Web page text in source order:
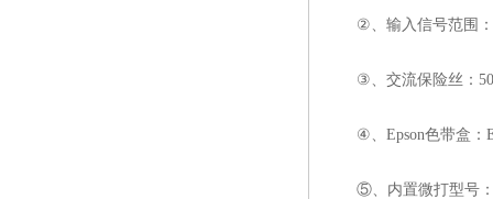
②、输入信号范围：
③、交流保险丝：
④、Epson色带盒：
⑤、内置微打型号：